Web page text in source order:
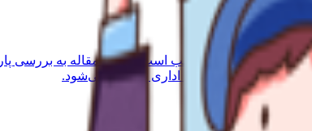
فرم مد نظر ما مناسب است. در این مقاله به بررسی
مانتو شلوار و پیراهن اداری پرداخته می‌شود.